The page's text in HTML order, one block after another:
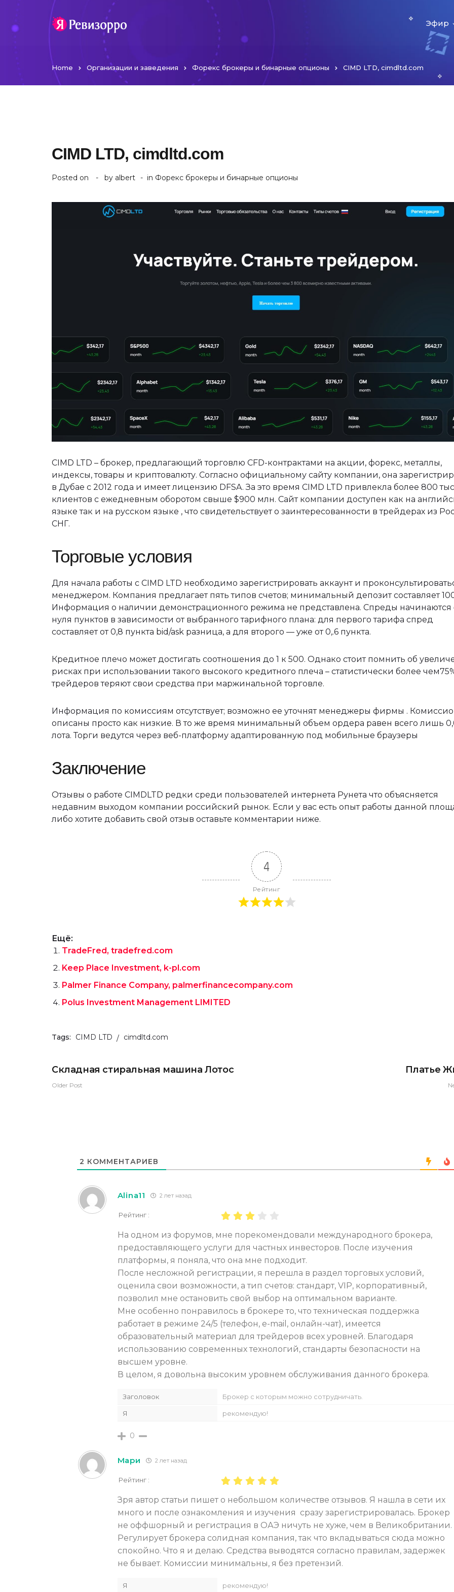
Эфир
Home Организации и заведения Форекс брокеры и бинарные опционы CIMD LTD, cimdltd.com
CIMD LTD, cimdltd.com
Posted on by albert in Форекс брокеры и бинарные опционы
CIMD LTD – брокер, предлагающий торговлю CFD-контрактами на акции, форекс, металлы,
индексы, товары и криптовалюту. Согласно официальному сайту компании, она
в Дубае с 2012 года и имеет лицензию DFSA. За это время CIMD LTD привлекла более 800
клиентов с ежедневным оборотом свыше $900 млн. Сайт компании доступен как на
языке так и на русском языке , что свидетельствует о заинтересованности в трейдерах из
СНГ.
Торговые условия
Для начала работы с CIMD LTD необходимо зарегистрировать аккаунт и
менеджером. Компания предлагает пять типов счетов; минимальный депозит составляет
Информация о наличии демонстрационного режима не представлена. Спреды начинаются
нуля пунктов в зависимости от выбранного тарифного плана: для первого тарифа спред
составляет от 0,8 пункта bid/ask разница, а для второго — уже от 0,.6 пункта.
Кредитное плечо может достигать соотношения до 1 к 500. Однако стоит помнить об
рисках при использовании такого высокого кредитного плеча – статистически более
трейдеров теряют свои средства при маржинальной торговле.
Информация по комиссиям отсутствует; возможно ее уточнят менеджеры фирмы .
описаны просто как низкие. В то же время минимальный объем ордера равен всего лишь
лота. Торги ведутся через веб-платформу адаптированную под мобильные браузеры
Заключение
Отзывы о работе CIMDLTD редки среди пользователей интернета Рунета что объясняется
недавним выходом компании российский рынок. Если у вас есть опыт работы данной
либо хотите добавить свой отзыв оставьте комментарии ниже.
4
Рейтинг
Ещё:
TradeFred, tradefred.com
Keep Place Investment, k-pl.com
Palmer Finance Company, palmerfinancecompany.com
Polus Investment Management LIMITED
Tags: CIMD LTD cimdltd.com
Складная стиральная машина Лотос
Older Post
Платье
2 КОММЕНТАРИЕВ
Alina11 2 лет назад
Рейтинг :
На одном из форумов, мне порекомендовали международного брокера,
предоставляющего услуги для частных инвесторов. После изучения
платформы, я поняла, что она мне подходит.
После несложной регистрации, я перешла в раздел торговых условий,
оценила свои возможности, а тип счетов: стандарт, VIP, корпоративный,
позволил мне остановить свой выбор на оптимальном варианте.
Мне особенно понравилось в брокере то, что техническая поддержка
работает в режиме 24/5 (телефон, e-mail, онлайн-чат), имеется
образовательный материал для трейдеров всех уровней. Благодаря
использованию современных технологий, стандарты безопасности на
высшем уровне.
В целом, я довольна высоким уровнем обслуживания данного брокера.
Заголовок Брокер с которым можно сотрудничать.
Я рекомендую!
0
Мари 2 лет назад
Рейтинг :
Зря автор статьи пишет о небольшом количестве отзывов. Я нашла в сети их
много и после ознакомления и изучения сразу зарегистрировалась. Брокер
не оффшорный и регистрация в ОАЭ ничуть не хуже, чем в Великобритании.
Регулирует брокера солидная компания, так что вкладываться сюда можно
спокойно. Что я и делаю. Средства выводятся согласно правилам, задержек
не бывает. Комиссии минимальны, я без претензий.
Я рекомендую!